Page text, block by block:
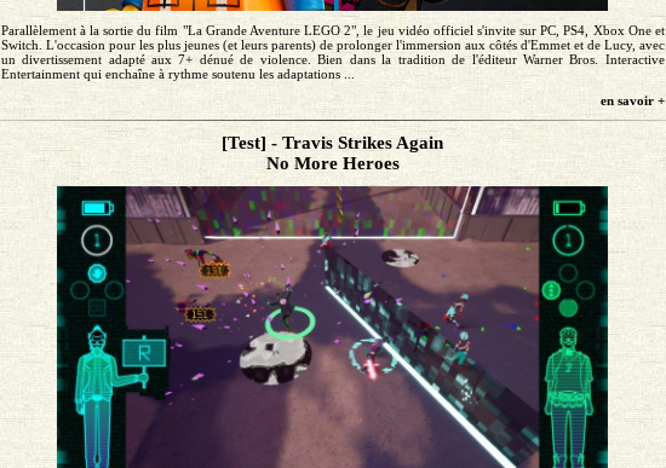
Parallèlement à la sortie du film "La Grande Aventure LEGO 2", le jeu vidéo officiel s'invite sur PC, PS4, Xbox One et
Switch. L'occasion pour les plus jeunes (et leurs parents) de prolonger l'immersion aux côtés d'Emmet et de Lucy, avec
un divertissement adapté aux 7+ dénué de violence. Bien dans la tradition de l'éditeur Warner Bros. Interactive
Entertainment qui enchaîne à rythme soutenu les adaptations ...
en savoir +
[Test] - Travis Strikes Again
No More Heroes